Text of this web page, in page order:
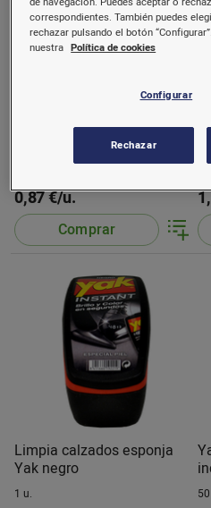
Cepillo betún encerado
0,87 €/u.
Comprar
Limpia calzados esponja
Yak negro
1 u.
correspondientes. También puedes
rechazar pulsando el botón
nuestra Política de cookies
Configurar
Rechazar